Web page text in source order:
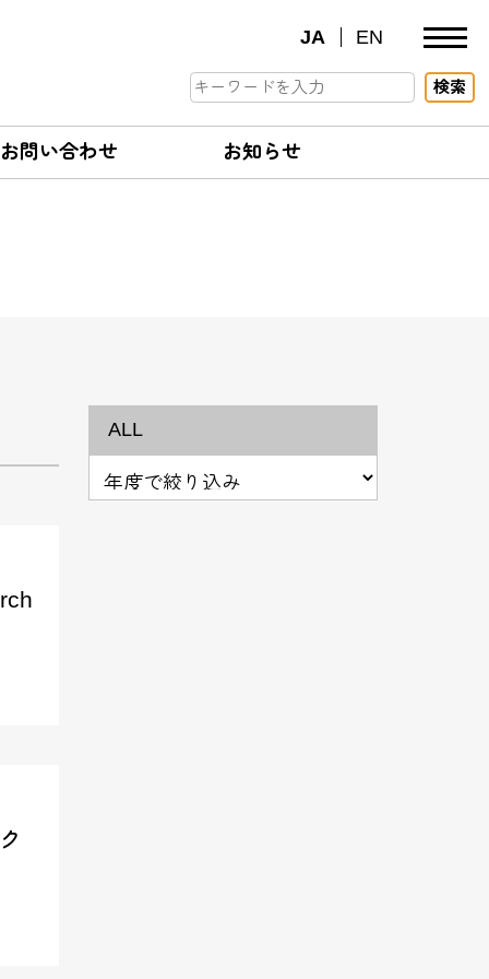
JA EN
検索
お問い合わせ お知らせ
ALL